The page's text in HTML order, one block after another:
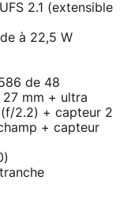
2.1 (extensible
à 22,5 W
de 48
27 mm + ultra
(f/2.2) + capteur 2
+ capteur